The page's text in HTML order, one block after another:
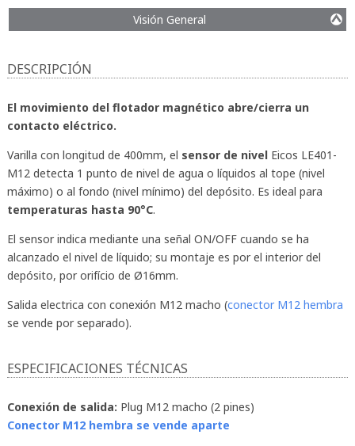
Visión General
DESCRIPCIÓN
El movimiento del flotador magnético abre/cierra un
contacto eléctrico.
Varilla con longitud de 400mm, el sensor de nivelEicos LE401-
M12 detecta 1 punto de nivel de agua o líquidos al tope (nivel
máximo) o al fondo (nivel mínimo) del depósito. Es ideal para
temperaturas hasta 90°C.
El sensor indica mediante una señal ON/OFF cuando se ha
alcanzado el nivel de líquido; su montaje es por el interior del
depósito, por orifício de Ø16mm.
Salida electrica con conexión M12 macho (conector M12 hembra
se vende por separado).
ESPECIFICACIONES TÉCNICAS
Conexión de salida: Plug M12 macho (2 pines)
Conector M12 hembra se vende aparte